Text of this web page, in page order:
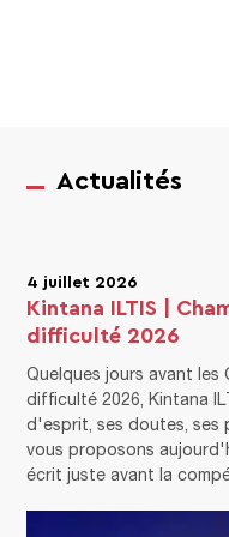
Actualités
4 juillet 2026
Kintana ILTIS |
difficulté 2026
Quelques jours avant les
difficulté 2026, Kintana
d'esprit, ses doutes, ses
vous proposons
écrit juste avant la